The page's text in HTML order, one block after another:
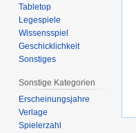
Tabletop
Legespiele
Wissensspiel
Geschicklichkeit
Sonstiges
Sonstige Kategorien
Erscheinungsjahre
Verlage
Spielerzahl